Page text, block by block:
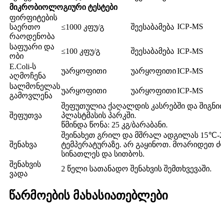
მიკრობიოლოგიური ტესტები
ფირფიტების
საერთო
რაოდენობა
≤1000 კფუ/გ შეესაბამება ICP-MS
საფუარი და
ობი
≤100 კფუ/გ შეესაბამება ICP-MS
E.Coli-ს
აღმოჩენა
უარყოფითი უარყოფითიICP-MS
სალმონელას
გამოვლენა
უარყოფითი უარყოფითიICP-MS
შეფუთვა
შეფუთულია ქაღალდის კასრებში და
პლასტმასის პარკში.
წმინდა წონა: 25 კგ/ბარაბანი.
შენახვა
შეინახეთ გრილ და მშრალ ადგილას
ტემპერატურაზე. არ გაყინოთ. მოარიდეთ
სინათლეს და სითბოს.
შენახვის
ვადა
2 წელი სათანადო შენახვის შემთხვევაში.
წარმოების მახასიათებლები